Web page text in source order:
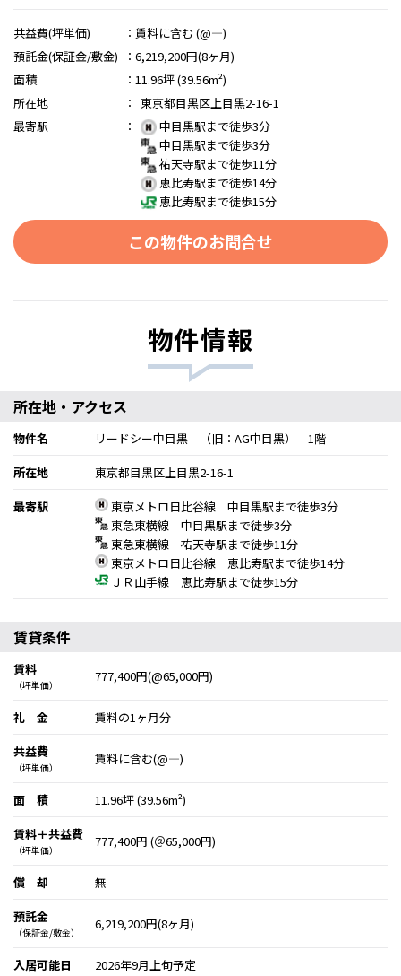
共益費(坪単価) ： 賃料に含む (@―)
預託金(保証金/敷金)
： 6,219,200円(8ヶ月)
面積
： 11.96坪 (39.56m²)
所在地
：
東京都目黒区上目黒2-16-1
最寄駅
：
中目黒駅まで徒歩3分
中目黒駅まで徒歩3分
祐天寺駅まで徒歩11分
恵比寿駅まで徒歩14分
恵比寿駅まで徒歩15分
この物件のお問合せ
物件情報
所在地・アクセス
物件名
リードシー中目黒 （旧：AG中目黒） 1階
所在地
東京都目黒区上目黒2-16-1
最寄駅
東京メトロ日比谷線 中目黒駅まで徒歩3分
東急東横線 中目黒駅まで徒歩3分
東急東横線 祐天寺駅まで徒歩11分
東京メトロ日比谷線 恵比寿駅まで徒歩14分
ＪＲ山手線 恵比寿駅まで徒歩15分
賃貸条件
賃料
（坪単価）
777,400円(@65,000円)
礼 金
賃料の1ヶ月分
共益費
（坪単価）
賃料に含む(@―)
面 積
11.96坪 (39.56m²)
賃料＋共益費
（坪単価）
777,400円 (＠65,000円)
償 却
無
預託金
（保証金/敷金）
6,219,200円(8ヶ月)
入居可能日
2026年9月上旬予定